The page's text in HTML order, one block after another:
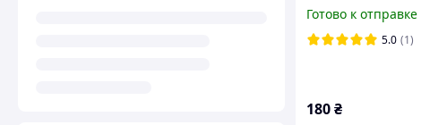
for Men Pro размер
Топ продаж
Готово к отправке
5.0 (1)
180₴